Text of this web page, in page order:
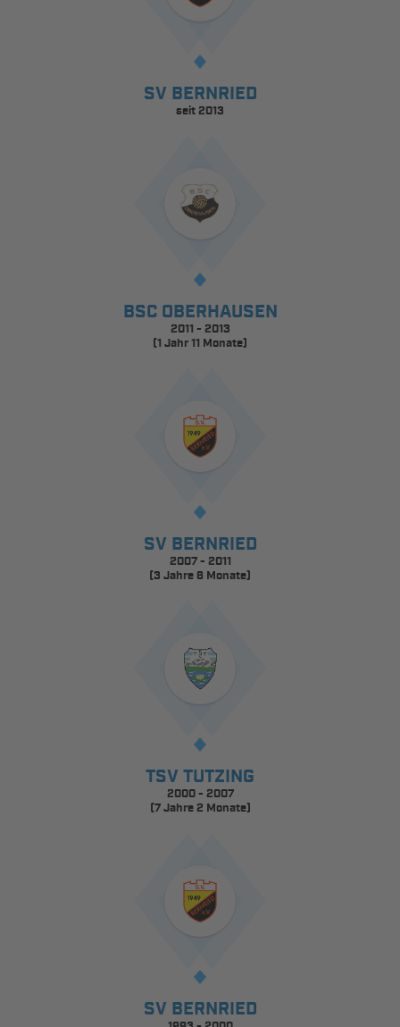
SV BERNRIED
seit 2013
BSC OBERHAUSEN
2011 - 2013
(1 Jahr 11 Monate)
SV BERNRIED
2007 - 2011
(3 Jahre 6 Monate)
TSV TUTZING
2000 - 2007
(7 Jahre 2 Monate)
SV BERNRIED